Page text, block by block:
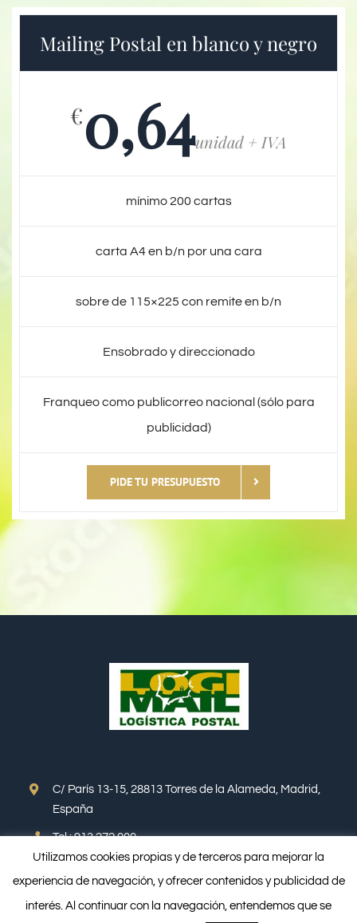
Mailing Postal en blanco y negro
€0,64unidad + IVA
mínimo 200 cartas
carta A4 en b/n por una cara
sobre de 115×225 con remite en b/n
Ensobrado y direccionado
Franqueo como publicorreo nacional (sólo para
publicidad)
PIDE TU PRESUPUESTO
C/ París 13-15, 28813 Torres de la Alameda, Madrid,
España
Tel.: 913 272 000
Email: info@logimail.es
Web española: www.logimail.es
Utilizamos cookies propias y de terceros para mejorar la
experiencia de navegación, y ofrecer contenidos y publicidad de
interés. Al continuar con la navegación, entendemos que se